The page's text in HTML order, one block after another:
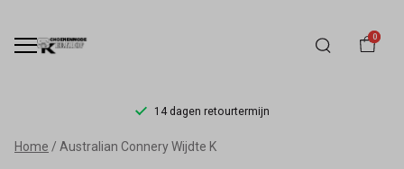
0
14 dagen retourtermijn
Australian
Home Australian Connery Wijdte K